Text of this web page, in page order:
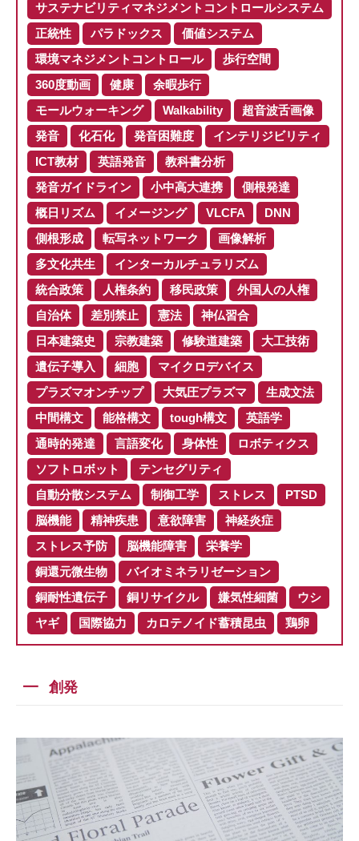
サステナビリティマネジメントコントロールシステム
正統性
パラドックス
価値システム
環境マネジメントコントロール
歩行空間
360度動画
健康
余暇歩行
モールウォーキング
Walkability
超音波舌画像
発音
化石化 発音困難度
インテリジビリティ
ICT教材
英語発音
教科書分析
発音ガイドライン
小中高大連携
側根発達
概日リズム
イメージング VLCFA
DNN
側根形成
転写ネットワーク
画像解析
多文化共生
インターカルチュラリズム
統合政策
人権条約 移民政策
外国人の人権
自治体
差別禁止 憲法
神仏習合
日本建築史
宗教建築 修験道建築
大工技術
遺伝子導入
細胞
マイクロデバイス
プラズマオンチップ
大気圧プラズマ
生成文法
中間構文
能格構文 tough構文
英語学
通時的発達
言語変化 身体性
ロボティクス
ソフトロボット
テンセグリティ
自動分散システム
制御工学 ストレス
PTSD
脳機能
精神疾患 意欲障害
神経炎症
ストレス予防
脳機能障害
栄養学
銅還元微生物
バイオミネラリゼーション
銅耐性遺伝子
銅リサイクル 嫌気性細菌
ウシ
ヤギ
国際協力 カロテノイド蓄積昆虫 鶏卵
創発